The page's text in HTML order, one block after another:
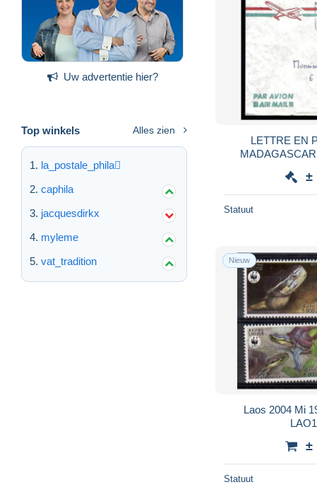
Uw advertentie hier?
Top winkels Alles zien
la_postale_phila
caphila
jacquesdirkx
myleme
vat_tradition
LETTRE EN
±
Statuut
Nieuw
Laos 2004 Mi
±
Statuut